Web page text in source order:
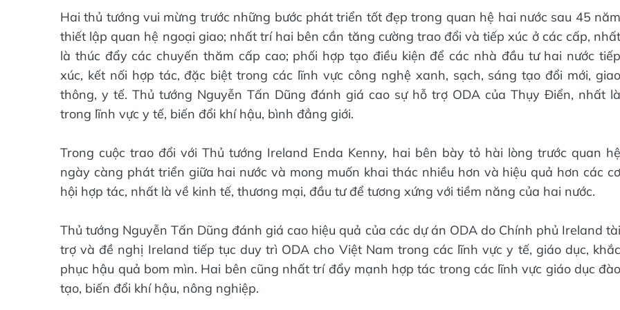
Hai thủ tướng vui mừng trước những bước phát triển tốt đẹp trong quan hệ hai nước sau 45 năm
thiết lập quan hệ ngoại giao; nhất trí hai bên cần tăng cường trao đổi và tiếp xúc ở các cấp, nhất
là thúc đẩy các chuyến thăm cấp cao; phối hợp tạo điều kiện để các nhà đầu tư hai nước tiếp
xúc, kết nối hợp tác, đặc biệt trong các lĩnh vực công nghệ xanh, sạch, sáng tạo đổi mới, giao
thông, y tế. Thủ tướng Nguyễn Tấn Dũng đánh giá cao sự hỗ trợ ODA của Thụy Điển, nhất là
trong lĩnh vực y tế, biến đổi khí hậu, bình đẳng giới.
Trong cuộc trao đổi với Thủ tướng Ireland Enda Kenny, hai bên bày tỏ hài lòng trước quan hệ
ngày càng phát triển giữa hai nước và mong muốn khai thác nhiều hơn và hiệu quả hơn các cơ
hội hợp tác, nhất là về kinh tế, thương mại, đầu tư để tương xứng với tiềm năng của hai nước.
Thủ tướng Nguyễn Tấn Dũng đánh giá cao hiệu quả của các dự án ODA do Chính phủ Ireland tài
trợ và đề nghị Ireland tiếp tục duy trì ODA cho Việt Nam trong các lĩnh vực y tế, giáo dục, khắc
phục hậu quả bom mìn. Hai bên cũng nhất trí đẩy mạnh hợp tác trong các lĩnh vực giáo dục đào
tạo, biến đổi khí hậu, nông nghiệp.